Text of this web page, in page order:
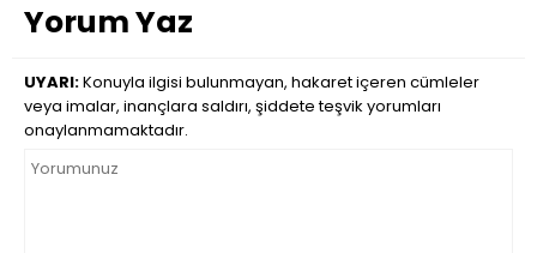
Yorum Yaz
UYARI:Konuyla ilgisi bulunmayan, hakaret içeren cümleler
veya imalar, inançlara saldırı, şiddete teşvik yorumları
onaylanmamaktadır.